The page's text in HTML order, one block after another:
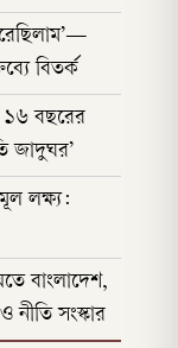
বিতর্ক
১৬ বছরের
জাদুঘর’
লক্ষ্য:
বাংলাদেশ,
সংস্কার